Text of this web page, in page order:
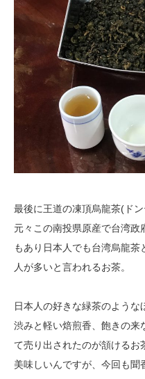
最後に王道の凍頂烏龍茶(ドン
元々この南投県原産で台湾政
もあり日本人でも台湾烏龍茶
人が多いと言われるお茶。
日本人の好きな緑茶のよう
渋みと軽い焙煎香、 飽きの来
て売り出されたのが頷けるお
美味しいんですが、今回も聞